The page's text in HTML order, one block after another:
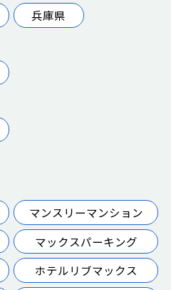
兵庫県
マンスリーマンション
マックスパーキング
ホテルリブマックス